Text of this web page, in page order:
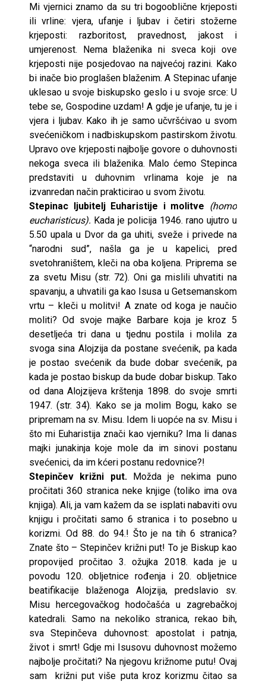
Mi vjernici znamo da su tri bogooblične krjeposti
ili vrline: vjera, ufanje i ljubav i četiri stožerne
krjeposti: razboritost, pravednost, jakost i
umjerenost. Nema blaženika ni sveca koji ove
krjeposti nije posjedovao na najvećoj razini. Kako
bi inače bio proglašen blaženim. A Stepinac ufanje
uklesao u svoje biskupsko geslo i u svoje srce: U
tebe se, Gospodine uzdam! A gdje je ufanje, tu je i
vjera i ljubav. Kako ih je samo učvršćivao u svom
svećeničkom i nadbiskupskom pastirskom životu.
Upravo ove krjeposti najbolje govore o duhovnosti
nekoga sveca ili blaženika. Malo ćemo Stepinca
predstaviti u duhovnim vrlinama koje je na
izvanredan način prakticirao u svom životu.
Stepinac ljubitelj Euharistije i molitve (homo
eucharisticus). Kada je policija 1946. rano ujutro u
5.50 upala u Dvor da ga uhiti, sveže i privede na
“narodni sud”, našla ga je u kapelici, pred
svetohraništem, kleči na oba koljena. Priprema se
za svetu Misu (str. 72). Oni ga mislili uhvatiti na
spavanju, a uhvatili ga kao Isusa u Getsemanskom
vrtu – kleči u molitvi! A znate od koga je naučio
moliti? Od svoje majke Barbare koja je kroz 5
desetljeća tri dana u tjednu postila i molila za
svoga sina Alojzija da postane svećenik, pa kada
je postao svećenik da bude dobar svećenik, pa
kada je postao biskup da bude dobar biskup. Tako
od dana Alojzijeva krštenja 1898. do svoje smrti
1947. (str. 34). Kako se ja molim Bogu, kako se
pripremam na sv. Misu. Idem li uopće na sv. Misu i
što mi Euharistija znači kao vjerniku? Ima li danas
majki junakinja koje mole da im sinovi postanu
svećenici, da im kćeri postanu redovnice?!
Stepinčev križni put.Možda je nekima puno
pročitati 360 stranica neke knjige (toliko ima ova
knjiga). Ali, ja vam kažem da se isplati nabaviti ovu
knjigu i pročitati samo 6 stranica i to posebno u
korizmi. Od 88. do 94.! Što je na tih 6 stranica?
Znate što – Stepinčev križni put! To je Biskup kao
propovijed pročitao 3. ožujka 2018. kada je u
povodu 120. obljetnice rođenja i 20. obljetnice
beatifikacije blaženoga Alojzija, predslavio sv.
Misu hercegovačkog hodočašća u zagrebačkoj
katedrali. Samo na nekoliko stranica, rekao bih,
sva Stepinčeva duhovnost: apostolat i patnja,
život i smrt! Gdje mi Isusovu duhovnost možemo
najbolje pročitati? Na njegovu križnome putu! Ovaj
sam križni put više puta kroz korizmu čitao sa